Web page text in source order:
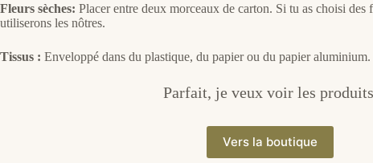
Fleurs sèches: Placer entre deux morceaux de carton. Si tu as choisi
utiliserons les nôtres.
Tissus : Enveloppé dans du plastique, du papier ou du papier aluminium.
Parfait, je veux voir les
Vers la boutique